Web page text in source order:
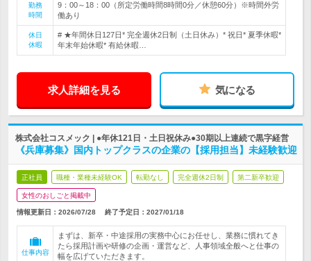
勤務
時間
9：00～18：00（所定労働時間8時間0分／休憩60分）※時間外労
働あり
休日
休暇
# ★年間休日127日* 完全週休2日制（土日休み）* 祝日* 夏季休暇*
年末年始休暇* 有給休暇…
求人詳細を見る 気になる
株式会社コスメック | ●年休121日・土日祝休み●30期以上連続で黒字経営
《兵庫募集》国内トップクラスの企業の【採用担当】未経験歓迎
正社員 職種・業種未経験OK 転勤なし 完全週休2日制 第二新卒歓迎
女性のおしごと掲載中
情報更新日：2026/07/28 終了予定日： 2027/01/18
仕事内容
まずは、新卒・中途採用の実務中心にお任せし、業務に慣れてき
たら採用計画や研修の企画・運営など、人事領域全般へと仕事の
幅を広げていただきます。